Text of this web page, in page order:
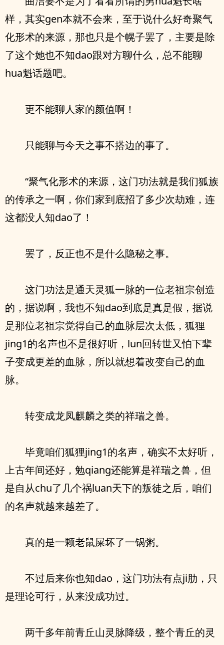
样，其实gen本就不会来，至于说什么好奇聚气
化形术的来源，那也只是个幌子罢了，主要是除
了这个她也不知dao跟对方聊什么，总不能聊
hua魁话题吧。
更不能聊人家的颜值啊！
只能聊与今天之事不搭边的事了。
“聚气化形术的来源，这门功法就是我们狐族
的传承之一啊，你们家到底招了多少次劫难，连
这都没人知dao了！
罢了，反正也不是什么隐秘之事。
这门功法是通天灵狐一脉的一位老祖宗创造
的，据说啊，我也不知dao到底是真是假，据说
是那位老祖宗觉得自己的血脉层次太低，狐狸
jing1的名声也不是很好听，lun回转世又怕下辈
子变成更差的血脉，所以就想着改变自己的血
脉。
转变成龙凤麒麟之类的祥瑞之兽。
毕竟咱们狐狸jing1的名声，确实不太好听，
上古年间还好，勉qiang还能算是祥瑞之兽，但
是自从chu了几个祸luan天下的叛徒之后，咱们
的名声就越来越差了。
真的是一颗老鼠屎坏了一锅粥。
不过后来你也知dao，这门功法有点ji肋，只
是理论可行，从来没成功过。
两千多年前青丘山灵脉降级，整个青丘的灵